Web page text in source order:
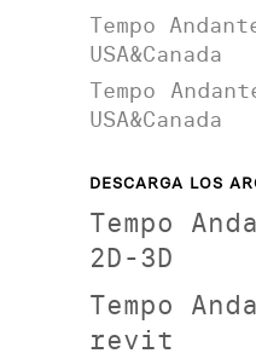
Tempo
USA&Canada
Tempo
USA&Canada
DESCARGA LOS
Tempo
2D-3D
Tempo
revit